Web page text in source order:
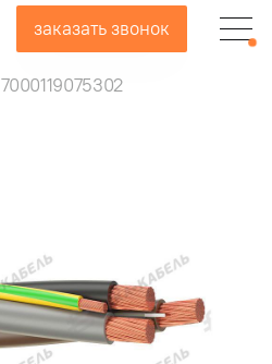
заказать звонок
7000119075302